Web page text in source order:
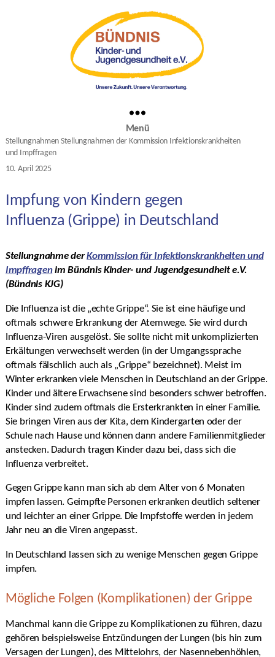
Menü
Kategorien
Stellungnahmen Stellungnahmen der Kommission Infektionskrankheiten
und Impffragen
Veröffentlichungsdatum
10. April 2025
Impfung von Kindern gegen
Influenza (Grippe) in Deutschland
Stellungnahme derKommission für Infektionskrankheiten und
Impffragenim Bündnis Kinder- und Jugendgesundheit e.V.
(Bündnis KJG)
Die Influenza ist die „echte Grippe“. Sie ist eine häufige und
oftmals schwere Erkrankung der Atemwege. Sie wird durch
Influenza-Viren ausgelöst. Sie sollte nicht mit unkomplizierten
Erkältungen verwechselt werden (in der Umgangssprache
oftmals fälschlich auch als „Grippe“ bezeichnet). Meist im
Winter erkranken viele Menschen in Deutschland an der Grippe.
Kinder und ältere Erwachsene sind besonders schwer betroffen.
Kinder sind zudem oftmals die Ersterkrankten in einer Familie.
Sie bringen Viren aus der Kita, dem Kindergarten oder der
Schule nach Hause und können dann andere Familienmitglieder
anstecken. Dadurch tragen Kinder dazu bei, dass sich die
Influenza verbreitet.
Gegen Grippe kann man sich ab dem Alter von 6 Monaten
impfen lassen. Geimpfte Personen erkranken deutlich seltener
und leichter an einer Grippe. Die Impfstoffe werden in jedem
Jahr neu an die Viren angepasst.
In Deutschland lassen sich zu wenige Menschen gegen Grippe
impfen.
Mögliche Folgen (Komplikationen) der Grippe
Manchmal kann die Grippe zu Komplikationen zu führen, dazu
gehören beispielsweise Entzündungen der Lungen (bis hin zum
Versagen der Lungen), des Mittelohrs, der Nasennebenhöhlen,